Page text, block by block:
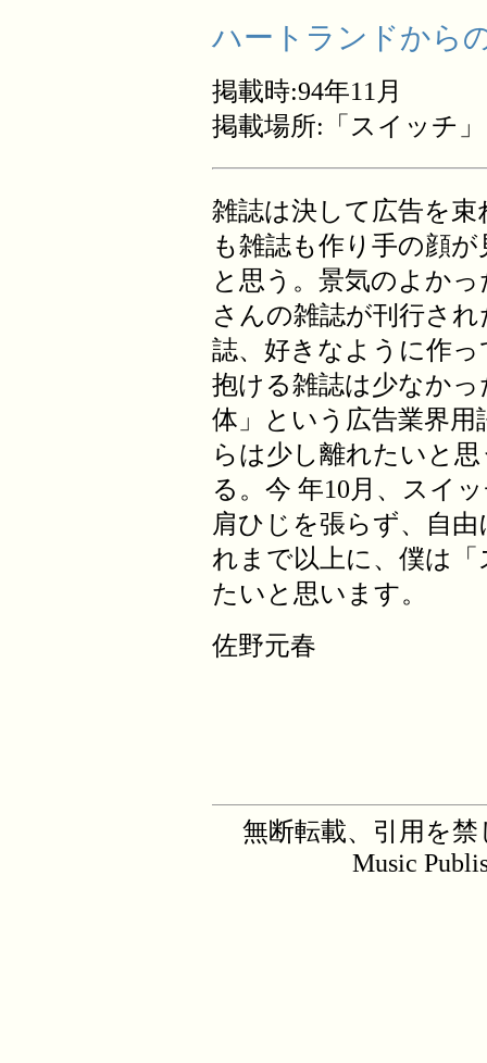
ハートランドから
掲載時:94年11月
掲載場所:「スイッチ
雑誌は決して広告を
も雑誌も作り手の顔
と思う。景気のよか
さんの雑誌が刊行さ
誌、好きなように作
抱ける雑誌は少なか
体」という広告業界
らは少し離れたいと
る。今 年10月、スイ
肩ひじを張らず、自
れまで以上に、僕は
たいと思います。
佐野元春
無断転載、引用を禁
Music